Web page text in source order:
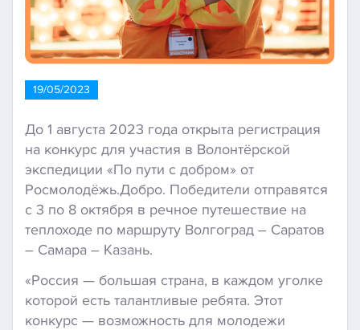
19/05/2023
До 1 августа 2023 года открыта регистрация
на конкурс для участия в Волонтёрской
экспедиции «По пути с добром» от
Росмолодёжь.Добро. Победители отправятся
с 3 по 8 октября в речное путешествие на
теплоходе по маршруту Волгоград – Саратов
– Самара – Казань.
«Россия — большая страна, в каждом уголке
которой есть талантливые ребята. Этот
конкурс — возможность для молодежи